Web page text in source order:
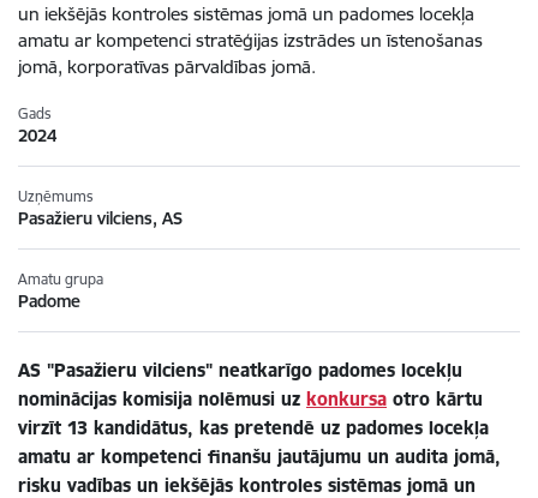
un iekšējās kontroles sistēmas jomā un padomes locekļa
amatu ar kompetenci stratēģijas izstrādes un īstenošanas
jomā, korporatīvas pārvaldības jomā.
Gads
2024
Uzņēmums
Pasažieru vilciens, AS
Amatu grupa
Padome
AS "Pasažieru vilciens" neatkarīgo padomes locekļu
nominācijas komisija nolēmusi uz konkursa otro kārtu
virzīt 13 kandidātus, kas pretendē uz padomes locekļa
amatu ar kompetenci finanšu jautājumu un audita jomā,
risku vadības un iekšējās kontroles sistēmas jomā un